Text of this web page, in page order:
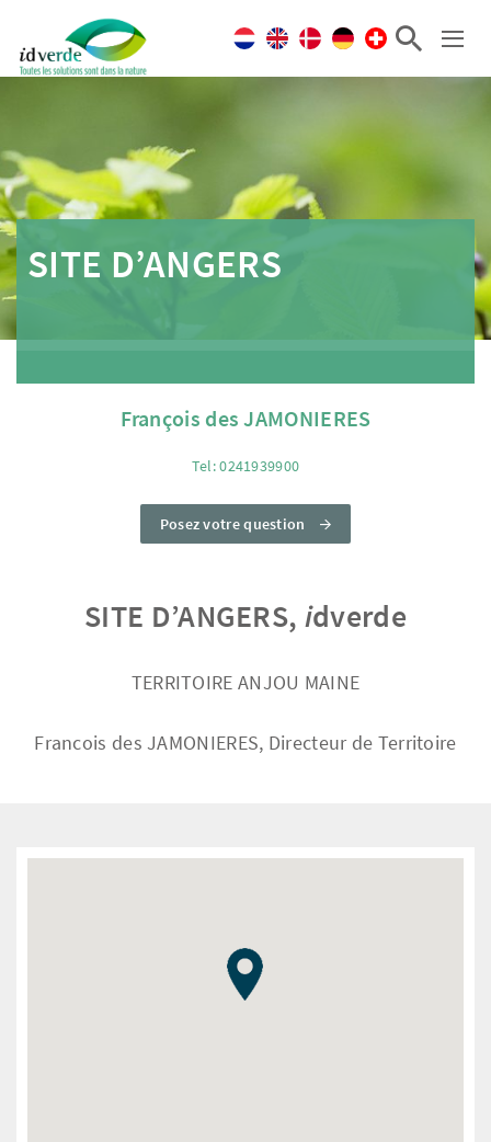
SITE D’ANGERS
François des JAMONIERES
Tel: 0241939900
Posez votre question
SITE D’ANGERS, idverde
TERRITOIRE ANJOU MAINE
Francois des JAMONIERES, Directeur de Territoire